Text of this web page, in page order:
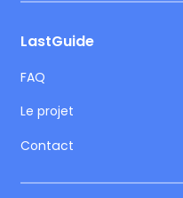
LastGuide
FAQ
Le projet
Contact